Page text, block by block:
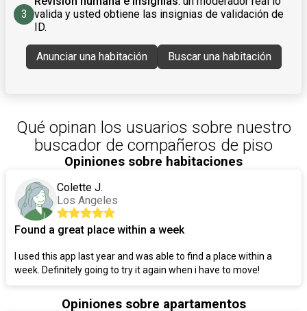
3
valida y usted obtiene las insignias de validación de
ID.
Anunciar una habitación Buscar una habitación
Qué opinan los usuarios sobre nuestro
buscador de compañeros de piso
Opiniones sobre habitaciones
Colette J.
Los Angeles
Found a great place within a week
I used this app last year and was able to find a place within a
week. Definitely going to try it again when i have to move!
Opiniones sobre apartamentos